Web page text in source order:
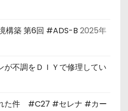
構築 第6回 #ADS-B 2025年
が不調をＤＩＹで修理してい
た件 #C27 #セレナ #カー